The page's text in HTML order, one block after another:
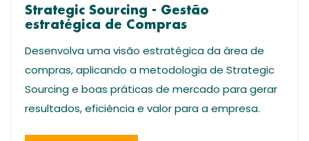
Strategic Sourcing - Gestão
estratégica de Compras
Desenvolva uma visão estratégica da área de
compras, aplicando a metodologia de Strategic
Sourcing e boas práticas de mercado para gerar
resultados, eficiência e valor para a empresa.